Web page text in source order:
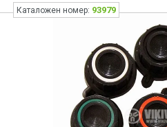
Каталожен номер: 93979